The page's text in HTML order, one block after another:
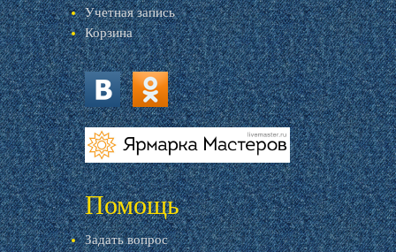
Учетная запись
Корзина
vk.com ok.ru
livemaster.ru
Помощь
Задать вопрос